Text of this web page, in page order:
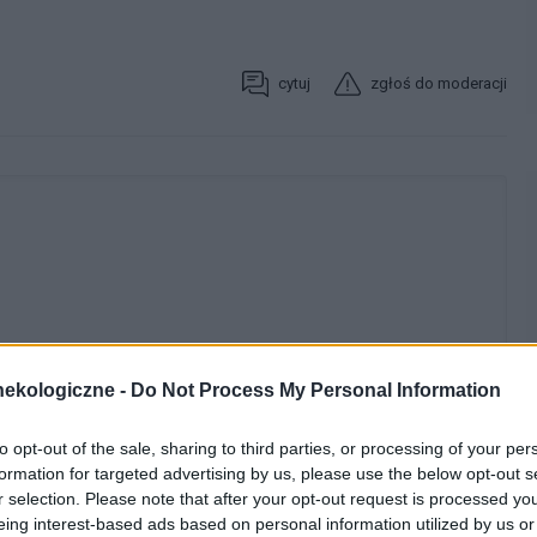
- Do Not Process My Personal Information
opt-out of the sale, sharing to third parties, or processing of your
for targeted advertising by us, please use the below opt-out
selection. Please note that after your opt-out request is processed
interest-based ads based on personal information utilized by us
cytuj zgłoś do moderacji
WYBIERZ PLIK